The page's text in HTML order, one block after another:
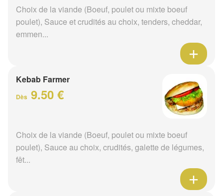
Choix de la viande (Boeuf, poulet ou mixte boeuf
poulet), Sauce et crudités au choix, tenders, cheddar,
emmen...
Kebab Farmer
Dès 9.50 €
Choix de la viande (Boeuf, poulet ou mixte boeuf
poulet), Sauce au choix, crudités, galette de légumes,
fêt...